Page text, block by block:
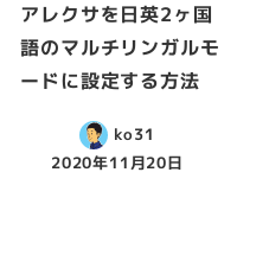
アレクサを日英2ヶ国
語のマルチリンガルモ
ードに設定する方法
ko31
2020年11月20日